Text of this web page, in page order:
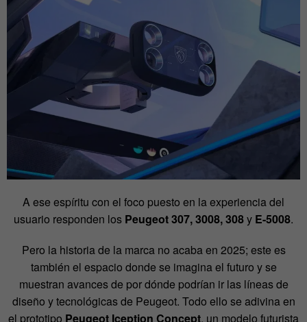
A ese espíritu con el foco puesto en la experiencia del
usuario responden los Peugeot 307, 3008, 308y E-5008.
Pero la historia de la marca no acaba en 2025; este es
también el espacio donde se imagina el futuro y se
muestran avances de por dónde podrían ir las líneas de
diseño y tecnológicas de Peugeot. Todo ello se adivina en
el prototipo Peugeot Iception Concept, un modelo futurista